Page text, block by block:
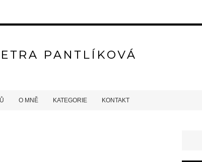
O MNĚ KATEGORIE KONTAKT